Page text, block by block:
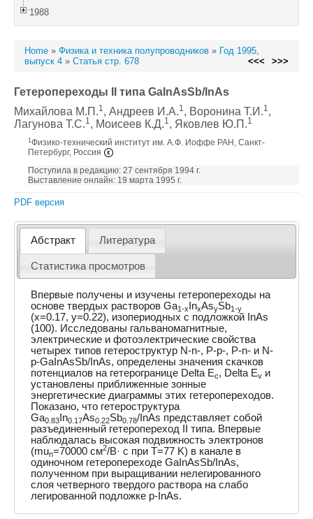
1988
Home » Физика и техника полупроводников » Год 1995,
выпуск 4 » Статья стр. 678 <<< >>>
Гетеропереходы II типа GaInAsSb/InAs
Михайлова М.П.1, Андреев И.А.1, Воронина Т.И.1,
Лагунова Т.С.1, Моисеев К.Д.1, Яковлев Ю.П.1
1 Физико-технический институт им. А.Ф. Иоффе РАН, Санкт-
Петербург, Россия
Поступила в редакцию: 27 сентября 1994 г.
Выставление онлайн: 19 марта 1995 г.
PDF версия
Абстракт Литература
Статистика просмотров
Впервые получены и изучены гетеропереходы на
основе твердых растворов Ga1-x InxAsySb1-y
(x=0.17, y=0.22), изопериодных с подложкой InAs
(100). Исследованы гальваномагнитные,
электрические и фотоэлектрические свойства
четырех типов гетероструктур N-n-, P-p-, P-n- и N-
p-GaInAsSb/InAs, определены значения скачков
потенциалов на гетерогранице Delta Ec, Delta Ev и
установлены приближенные зонные
энергетические диаграммы этих гетеропереходов.
Показано, что гетероструктура
Ga0.83 In0.17As0.22Sb0.78/InAs представляет собой
разъединенный гетеропереход II типа. Впервые
наблюдалась высокая подвижность электронов
(mun=70000 см2/В· с при T=77 K) в канале в
одиночном гетеропереходе GaInAsSb/InAs,
полученном при выращивании нелегированного
слоя четверного твердого раствора на слабо
легированной подложке p-InAs.